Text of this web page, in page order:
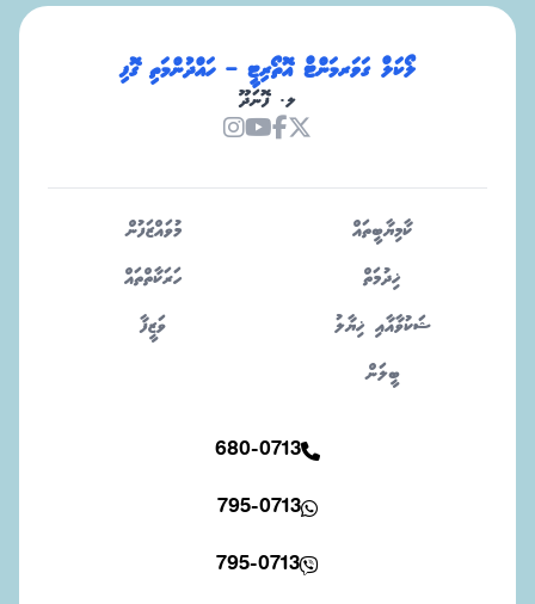
ލޯކަލް ގަވަރމަންޓް އޮތޯރިޓީ – ހައްދުންމަތި ގޮފި
ލ. ފޮނަދޫ
ކާމިޔާބީތައް މުވައްޒަފުން
ޚިދުމަތް ހަރަކާތްތައް
ޝަކުވާއާއި ޚިޔާލު ވަޒީފާ
ބީލަން
680-0713
795-0713
795-0713